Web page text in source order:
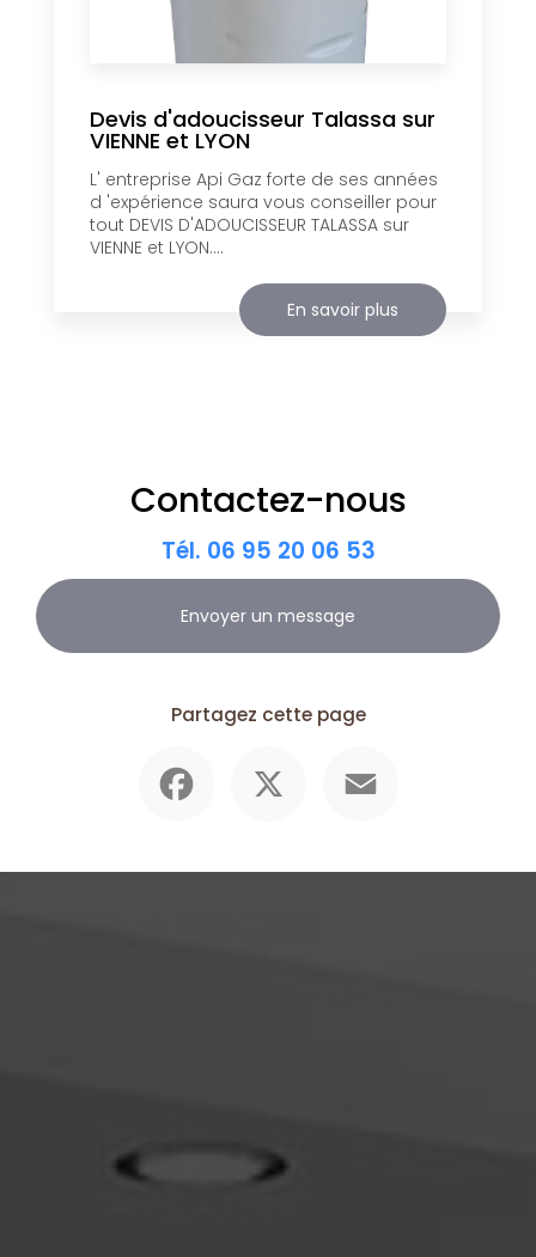
Devis d'adoucisseur Talassa sur
VIENNE et LYON
L' entreprise Api Gaz forte de ses années
d 'expérience saura vous conseiller pour
tout DEVIS D'ADOUCISSEUR TALASSA sur
VIENNE et LYON....
En savoir plus
Contactez-nous
Tél. 06 95 20 06 53
Envoyer un message
Partagez cette page